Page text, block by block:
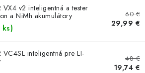
VX4 v2 inteligentná a tester
a NiMh akumulátory
ks)
60 €
29,99 €
VC4SL inteligentná pre LI-
48 €
19,74 €